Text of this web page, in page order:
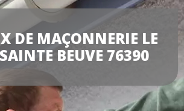
DE MAÇONNERIE LE
BEUVE 76390